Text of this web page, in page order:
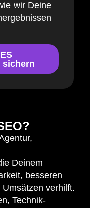
wir Deine
sichern
Deinem
besseren
verhilft.
Technik-